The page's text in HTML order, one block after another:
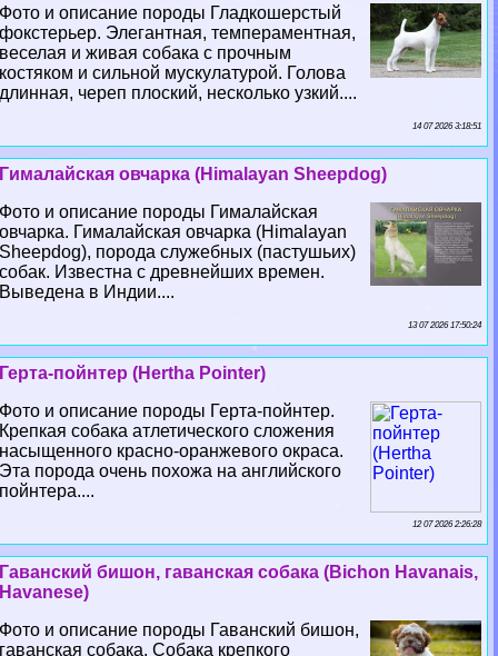
Фото и описание породы Гладкошерстый
фокстерьер. Элегантная, темпераментная,
веселая и живая собака с прочным
костяком и сильной мускулатурой. Голова
длинная, череп плоский, несколько узкий....
14 07 2026 3:18:51
Гималайская овчарка (Himalayan Sheepdog)
Фото и описание породы Гималайская
овчарка. Гималайская овчарка (Himalayan
Sheepdog), порода служебных (пастушьих)
собак. Известна с древнейших времен.
Выведена в Индии....
13 07 2026 17:50:24
Герта-пойнтер (Hertha Pointer)
Фото и описание породы Герта-пойнтер.
Крепкая собака атлетического сложения
насыщенного красно-оранжевого окраса.
Эта порода очень похожа на английского
пойнтера....
12 07 2026 2:26:28
Гаванский бишон, гаванская собака (Bichon Havanais,
Havanese)
Фото и описание породы Гаванский бишон,
гаванская собака. Собака крепкого